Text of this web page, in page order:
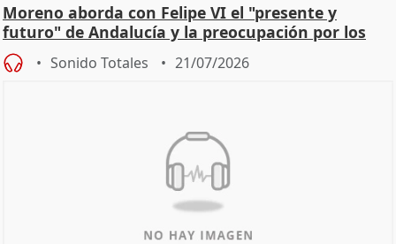
Moreno aborda con Felipe VI el "presente y
futuro" de Andalucía y la preocupación por los
incendios
Sonido Totales 21/07/2026